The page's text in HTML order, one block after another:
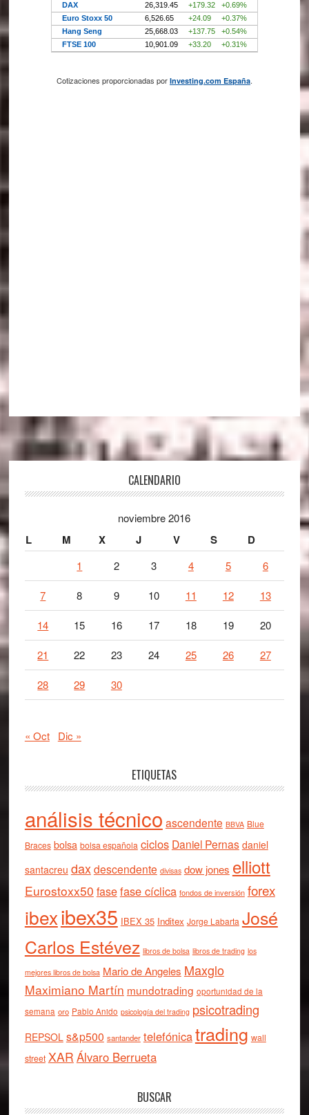
Cotizaciones proporcionadas por Investing.com España.
CALENDARIO
noviembre 2016
L M X J V S D
1 2 3 4 5 6
7 8 9 10 11 12 13
14 15 16 17 18 19 20
21 22 23 24 25 26 27
28 29 30
« Oct Dic »
ETIQUETAS
análisis técnico ascendente BBVA Blue
Braces bolsa bolsa española ciclos Daniel Pernas daniel
santacreu daxdescendente divisas dow jones elliott
Eurostoxx50 fasefase cíclica fondos de inversión forex
ibexibex35 IBEX 35 Inditex Jorge Labarta José
Carlos Estévez libros de bolsa libros de trading los
mejores libros de bolsa Mario de Angeles Maxglo
Maximiano Martín mundotrading oportunidad de la
semana oro Pablo Anido psicología del trading psicotrading
REPSOL s&p500 santander telefónicatrading wall
street XAR Álvaro Berrueta
BUSCAR